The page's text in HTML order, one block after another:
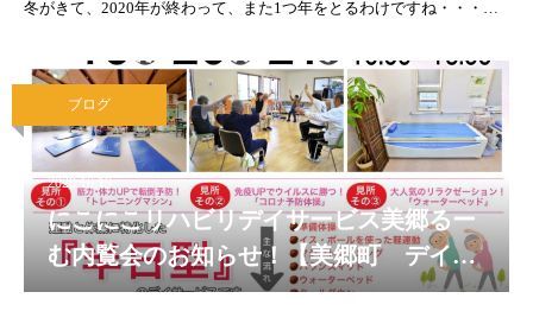
冬がきて、2020年が終わって、また1つ年をとるわけですね・・・角
フルさがありま
ブログ
2020.10.19
にこにこリハビリデイサービス美郷るー
む内覧会のお知らせ！【美郷町 デイサ
ービス】